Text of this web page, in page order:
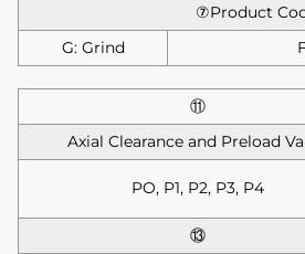
⑦Product
G: Grind
⑪
Axial Clearance and Preload
PO, P1, P2, P3, P4
⑬